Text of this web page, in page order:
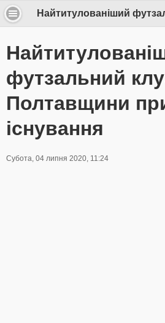
футзальний
Полтавщини
існування
Субота, 04 липня 2020, 11:24